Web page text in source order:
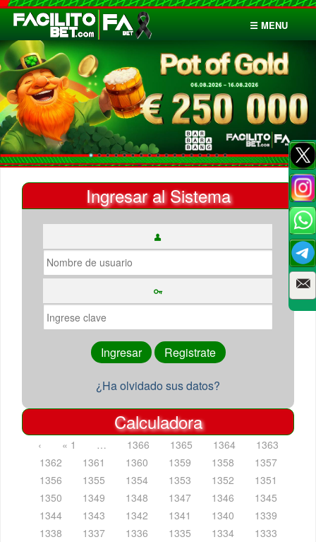
☰ MENU
Inicio
Apuestas
Cuentas
Ingresar al Sistema
¿Ha olvidado sus datos?
Calculadora
‹ « 1 … 1366 1365 1364
1363
1362
1361 1360 1359 1358
1357
1356
1355 1354 1353 1352
1351
1350
1349 1348 1347 1346
1345
1344
1343 1342 1341 1340
1339
1338
1337 1336 1335 1334
1333